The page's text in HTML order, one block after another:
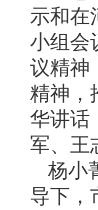
示和在
小组会
议精神
精神，
华讲话
军、王
杨小
导下，